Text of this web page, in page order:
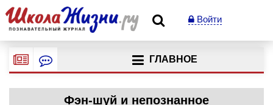
Войти
ГЛАВНОЕ
Фэн-шуй и непознанное